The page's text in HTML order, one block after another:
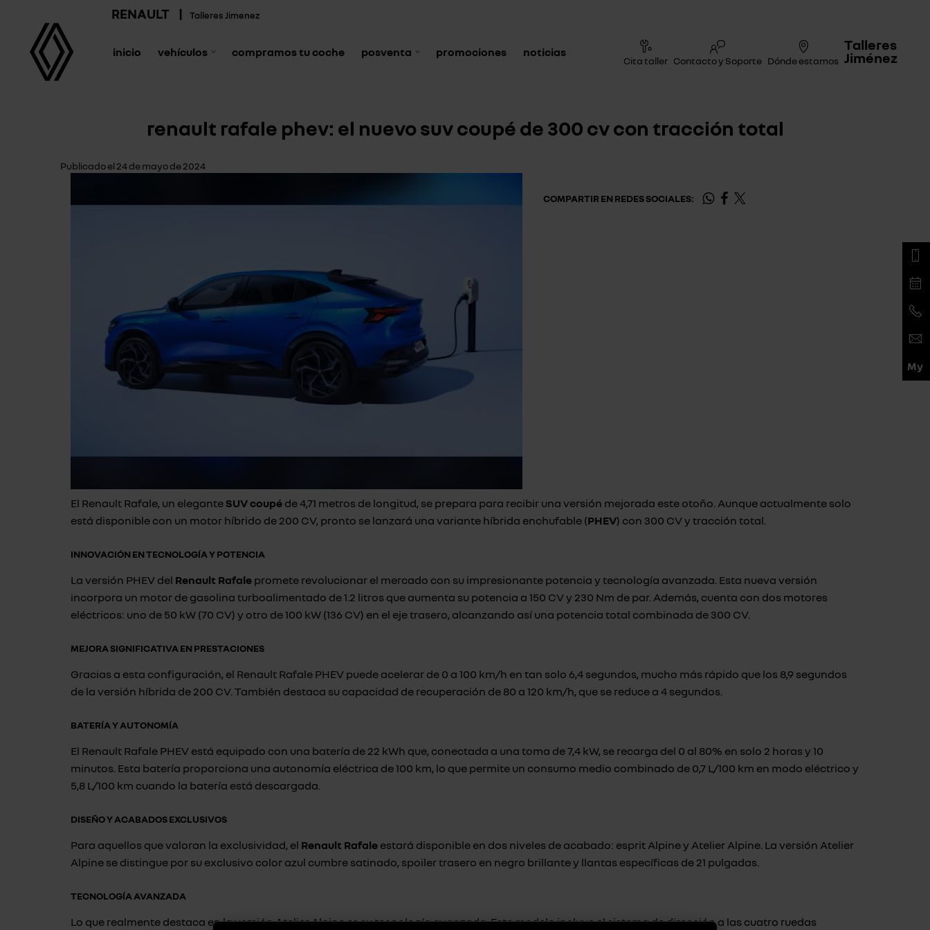
RENAULT | Talleres Jimenez
inicio vehículos compramos tu coche posventa promociones noticias
Cita taller Contacto y Soporte Dónde estamos
Talleres
Jiménez
renault rafale phev: el nuevo suv coupé de 300 cv con tracción total
Publicado el 24 de mayo de 2024
COMPARTIR EN REDES SOCIALES:
El Renault Rafale, un elegante SUV coupé de 4,71 metros de longitud, se prepara para recibir una versión mejorada este otoño. Aunque actualmente solo
está disponible con un motor híbrido de 200 CV, pronto se lanzará una variante híbrida enchufable (PHEV) con 300 CV y tracción total.
INNOVACIÓN EN TECNOLOGÍA Y POTENCIA
La versión PHEV del Renault Rafale promete revolucionar el mercado con su impresionante potencia y tecnología avanzada. Esta nueva versión
incorpora un motor de gasolina turboalimentado de 1.2 litros que aumenta su potencia a 150 CV y 230 Nm de par. Además, cuenta con dos motores
eléctricos: uno de 50 kW (70 CV) y otro de 100 kW (136 CV) en el eje trasero, alcanzando así una potencia total combinada de 300 CV.
MEJORA SIGNIFICATIVA EN PRESTACIONES
Gracias a esta configuración, el Renault Rafale PHEV puede acelerar de 0 a 100 km/h en tan solo 6,4 segundos, mucho más rápido que los 8,9 segundos
de la versión híbrida de 200 CV. También destaca su capacidad de recuperación de 80 a 120 km/h, que se reduce a 4 segundos.
BATERÍA Y AUTONOMÍA
El Renault Rafale PHEV está equipado con una batería de 22 kWh que, conectada a una toma de 7,4 kW, se recarga del 0 al 80% en solo 2 horas y 10
minutos. Esta batería proporciona una autonomía eléctrica de 100 km, lo que permite un consumo medio combinado de 0,7 L/100 km en modo eléctrico y
5,8 L/100 km cuando la batería está descargada.
DISEÑO Y ACABADOS EXCLUSIVOS
Para aquellos que valoran la exclusividad, el Renault Rafale estará disponible en dos niveles de acabado: esprit Alpine y Atelier Alpine. La versión Atelier
Alpine se distingue por su exclusivo color azul cumbre satinado, spoiler trasero en negro brillante y llantas específicas de 21 pulgadas.
TECNOLOGÍA AVANZADA
Lo que realmente destaca en la versión Atelier Alpine es su tecnología avanzada. Este modelo incluye el sistema de dirección a las cuatro ruedas